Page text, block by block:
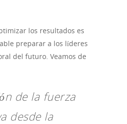
los resultados es
preparar a los líderes
del futuro. Veamos de
de la fuerza
desde la